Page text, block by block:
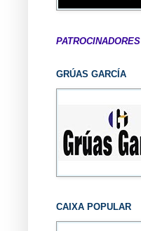
PATROCINADORES
GRÚAS GARCÍA
CAIXA POPULAR